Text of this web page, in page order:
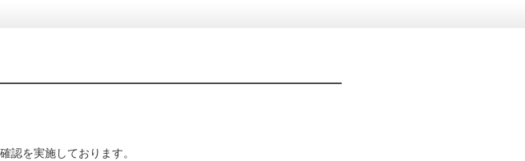
認を実施しております。